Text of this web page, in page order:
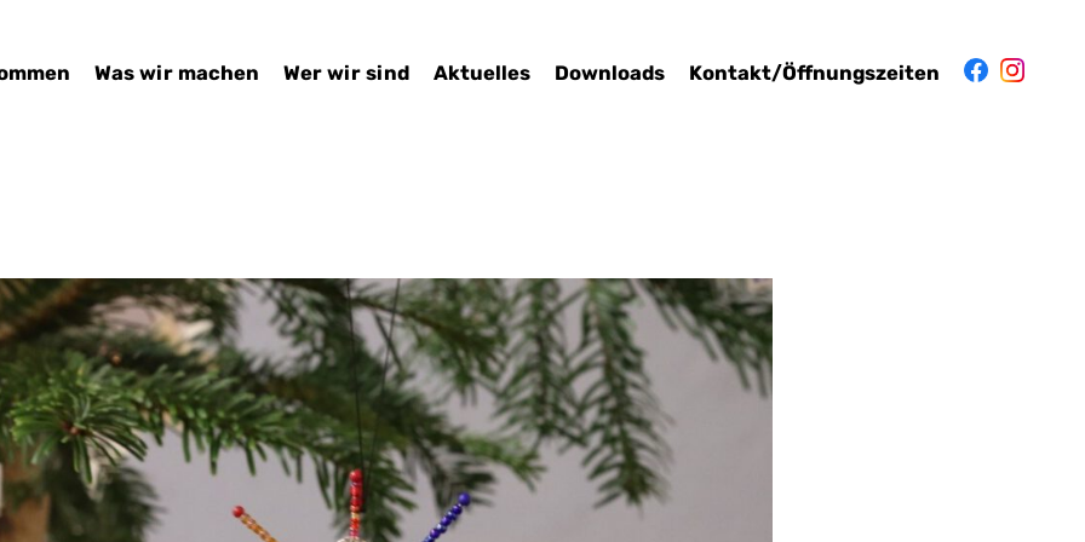
Was wir machen Wer wir sind Aktuelles Downloads Kontakt/Öffnungszeiten